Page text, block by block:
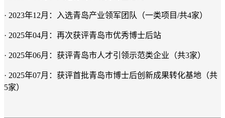
· 2023年12月：入选青岛产业领军团队（一类项目/共4家）
· 2025年04月：再次获评青岛市优秀博士后站
· 2025年06月：获评青岛市人才引领示范类企业（共3家）
· 2025年07月：获评首批青岛市博士后创新成果转化基地（共
5家）